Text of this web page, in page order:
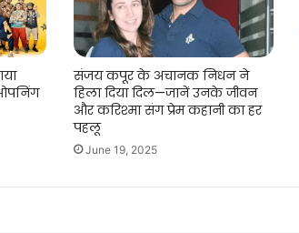
संजय कपूर के अचानक निधन ने
हिला दिया दिल—जानें उनके जीवन
और करिश्मा संग प्रेम कहानी का हर
पहलू
June 19, 2025